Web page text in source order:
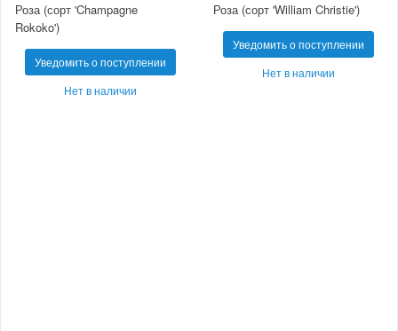
Роза (сорт 'Champagne
Rokoko')
Уведомить о поступлении
Нет в наличии
Роза (сорт 'William Christie')
Уведомить о поступлении
Нет в наличии